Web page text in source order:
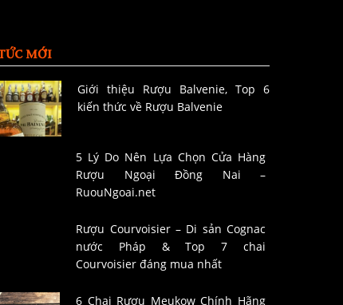
MỚI
Giới thiệu Rượu Balvenie, Top 6
kiến thức về Rượu Balvenie
5 Lý Do Nên Lựa Chọn Cửa Hàng
Rượu Ngoại Đồng Nai –
RuouNgoai.net
Rượu Courvoisier – Di sản Cognac
nước Pháp & Top 7 chai
Courvoisier đáng mua nhất
6 Chai Rượu Meukow Chính Hãng